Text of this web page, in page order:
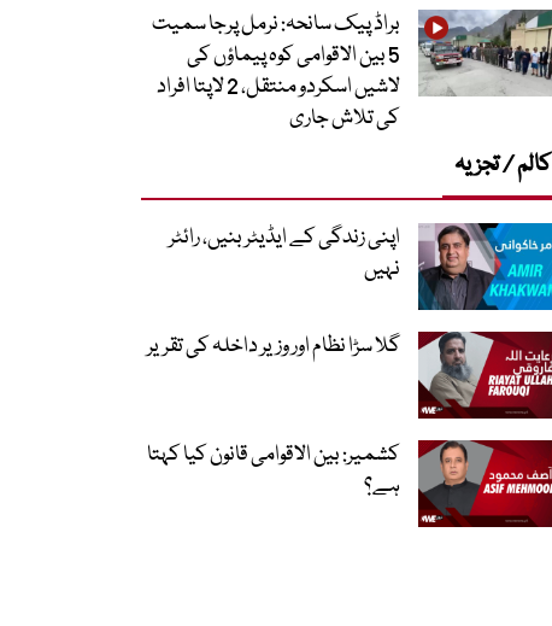
براڈ پیک سانحہ: نرمل پرجا سمیت
5 بین الاقوامی کوہ پیماؤں کی
لاشیں اسکردو منتقل، 2 لاپتا افراد
کی تلاش جاری
کالم / تجزیہ
اپنی زندگی کے ایڈیٹر بنیں، رائٹر
نہیں
گلا سڑا نظام اور وزیر داخلہ کی تقریر
کشمیر: بین الاقوامی قانون کیا کہتا
ہے؟